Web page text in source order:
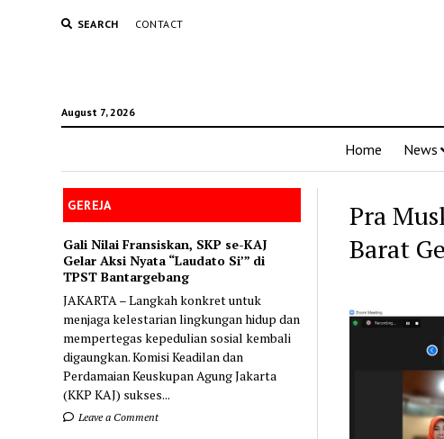
SEARCH CONTACT
August 7, 2026
Home News
GEREJA
Gali Nilai Fransiskan, SKP se-KAJ
Gelar Aksi Nyata “Laudato Si’” di
TPST Bantargebang
JAKARTA – Langkah konkret untuk
menjaga kelestarian lingkungan hidup dan
mempertegas kepedulian sosial kembali
digaungkan. Komisi Keadilan dan
Perdamaian Keuskupan Agung Jakarta
(KKP KAJ) sukses...
Leave a Comment
Pra
Barat